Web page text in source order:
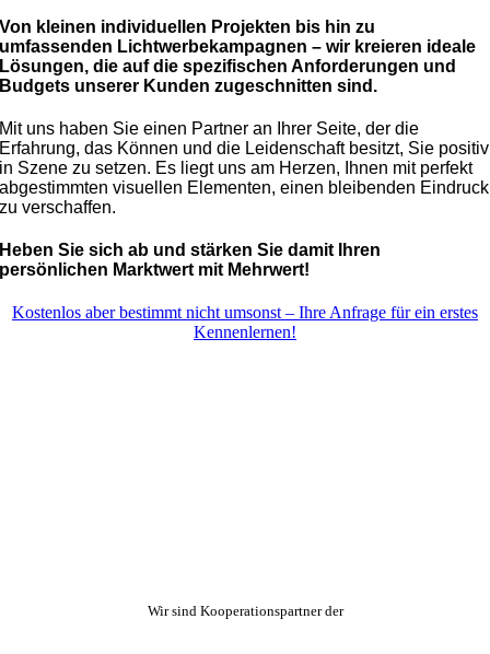
Von kleinen individuellen Projekten bis hin zu
umfassenden Lichtwerbekampagnen – wir kreieren ideale
Lösungen, die auf die spezifischen Anforderungen und
Budgets unserer Kunden zugeschnitten sind.
Mit uns haben Sie einen Partner an Ihrer Seite, der die
Erfahrung, das Können und die Leidenschaft besitzt, Sie positiv
in Szene zu setzen. Es liegt uns am Herzen, Ihnen mit perfekt
abgestimmten visuellen Elementen, einen bleibenden Eindruck
zu verschaffen.
Heben Sie sich ab und stärken Sie damit Ihren
persönlichen Marktwert mit Mehrwert!
Kostenlos aber bestimmt nicht umsonst – Ihre Anfrage für ein erstes
Kennenlernen!
Wir sind Kooperationspartner der